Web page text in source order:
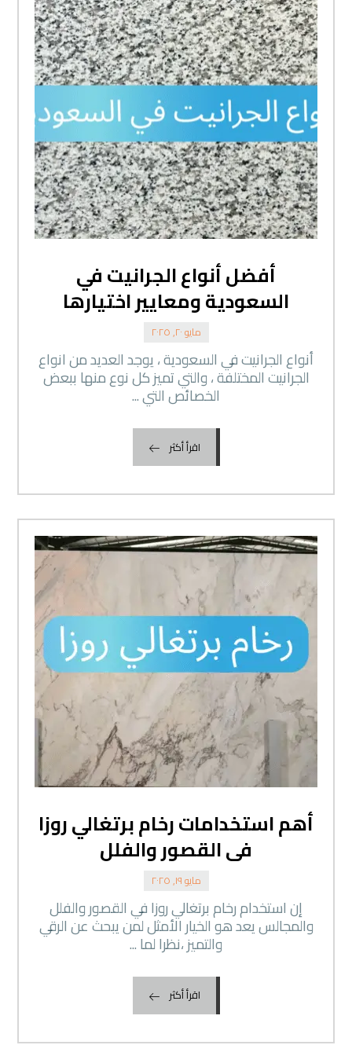
أفضل أنواع الجرانيت في
السعودية ومعايير اختيارها
مايو ٢٠, ٢٠٢٥
أنواع الجرانيت في السعودية ، يوجد العديد من انواع
الجرانيت المختلفة ، والتي تميز كل نوع منها ببعض
الخصائص التي ...
اقرأ أكثر
أهم استخدامات رخام برتغالي روزا
فى القصور والفلل
مايو ١٩, ٢٠٢٥
إن استخدام رخام برتغالي روزا في القصور والفلل
والمجالس يعد هو الخيار الأمثل لمن يبحث عن الرقي
والتميز ،نظرا لما ...
اقرأ أكثر